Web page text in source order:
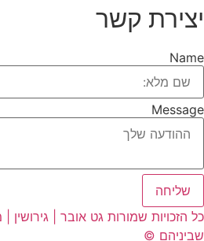
יצירת קשר
Name
Message
שליחה
כל הזכויות שמורות גט אובר |
שביניהם ©